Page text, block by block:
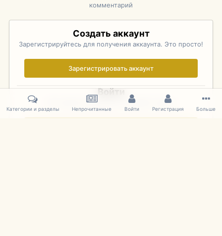
комментарий
Создать аккаунт
Зарегистрируйтесь для получения аккаунта. Это просто!
Зарегистрировать аккаунт
Войти
Уже зарегистрированы? Войдите здесь.
Категории и разделы Непрочитанные Войти Регистрация Больше